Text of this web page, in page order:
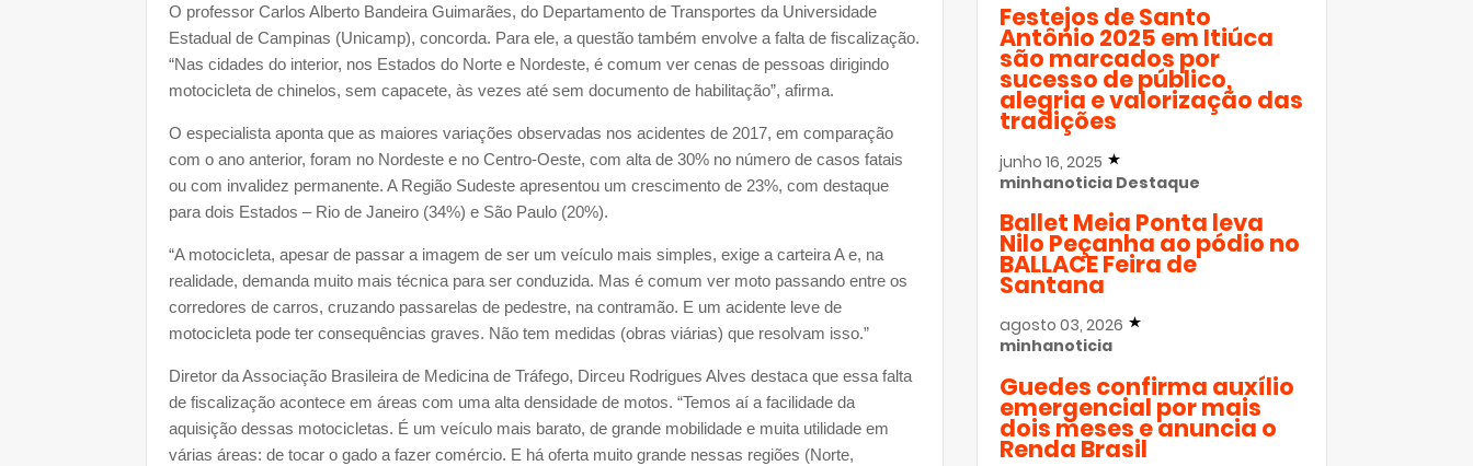
O professor Carlos Alberto Bandeira Guimarães, do Departamento de Transportes da Universidade
Estadual de Campinas (Unicamp), concorda. Para ele, a questão também envolve a falta de fiscalização.
“Nas cidades do interior, nos Estados do Norte e Nordeste, é comum ver cenas de pessoas dirigindo
motocicleta de chinelos, sem capacete, às vezes até sem documento de habilitação”, afirma.
O especialista aponta que as maiores variações observadas nos acidentes de 2017, em comparação
com o ano anterior, foram no Nordeste e no Centro-Oeste, com alta de 30% no número de casos fatais
ou com invalidez permanente. A Região Sudeste apresentou um crescimento de 23%, com destaque
para dois Estados – Rio de Janeiro (34%) e São Paulo (20%).
“A motocicleta, apesar de passar a imagem de ser um veículo mais simples, exige a carteira A e, na
realidade, demanda muito mais técnica para ser conduzida. Mas é comum ver moto passando entre os
corredores de carros, cruzando passarelas de pedestre, na contramão. E um acidente leve de
motocicleta pode ter consequências graves. Não tem medidas (obras viárias) que resolvam isso.”
Diretor da Associação Brasileira de Medicina de Tráfego, Dirceu Rodrigues Alves destaca que essa falta
de fiscalização acontece em áreas com uma alta densidade de motos. “Temos aí a facilidade da
aquisição dessas motocicletas. É um veículo mais barato, de grande mobilidade e muita utilidade em
várias áreas: de tocar o gado a fazer comércio. E há oferta muito grande nessas regiões (Norte,
Festejos de Santo
Antônio 2025 em Itiúca
são marcados por
sucesso de público,
alegria e valorização das
tradições
junho 16, 2025
minhanoticia Destaque
Ballet Meia Ponta leva
Nilo Peçanha ao pódio no
BALLACE Feira de
Santana
agosto 03, 2026
minhanoticia
Guedes confirma auxílio
emergencial por mais
dois meses e anuncia o
Renda Brasil